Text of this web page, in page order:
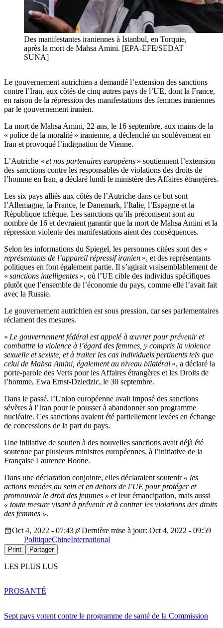
Des manifestantes iraniennes à Istanbul, en Turquie,
après la mort de Mahsa Amini. [EPA-EFE/SEDAT
SUNA]
Le gouvernement autrichien a demandé l’extension des sanctions
contre l’Iran, aux côtés de cinq autres pays de l’UE, dont la France,
en raison de la répression des manifestations des femmes iraniennes
par le gouvernement iranien.
La mort de Mahsa Amini, 22 ans, le 16 septembre, aux mains de la
« police de la moralité » iranienne, a déclenché un soulèvement en
Iran et provoqué l’indignation de Vienne.
L’Autriche « et nos partenaires européens » soutiennent l’extension
des sanctions contre les responsables de violations des droits de
l’homme en Iran, a déclaré lundi le ministère des Affaires étrangères.
Les six pays alliés aux côtés de l’Autriche dans ce but sont
l’Allemagne, la France, le Danemark, l’Italie, l’Espagne et la
République tchèque. Les sanctions qu’ils préconisent sont au
nombre de 16 et devraient garantir que la mort de Mahsa Amini et la
répression violente des manifestations aient des conséquences.
Selon les informations du Spiegel, les personnes citées sont des «
représentants de l’appareil répressif iranien », et des représentants
politiques en font également partie. Il s’agirait vraisemblablement de
« sanctions intelligentes », où l’UE cible des individus spécifiques
plutôt que l’ensemble de l’économie du pays, comme elle l’avait fait
avec la Russie.
Le gouvernement autrichien est sous pression, car ses parlementaires
réclament des mesures.
« Le gouvernement fédéral est appelé à œuvrer pour prévenir et
combattre la violence à l’égard des femmes, y compris la violence
sexuelle et sexiste, et à traiter les cas individuels pertinents tels que
celui de Mahsa Amini, également au niveau bilatéral », a déclaré la
porte-parole des Verts pour les Affaires étrangères et les Droits de
l’homme, Ewa Ernst-Dziedzic, le 30 septembre.
Dans le passé, l’Union européenne avait imposé des sanctions
sévères à l’Iran pour le pousser à abandonner son programme
nucléaire. Ces sanctions avaient été partiellement levées en échange
de concessions de la part du pays.
Une initiative de soutien à des nouvelles sanctions avait déjà été
soutenue par plusieurs ministres européennes, à l’initiative de la
Française Laurence Boone.
Dans une déclaration conjointe, elles déclaraient soutenir « les
actions menées au sein et en dehors de l’UE pour protéger et
promouvoir le droit des femmes » et leur émancipation, mais aussi
« toute mesure visant à prévenir et à contrer les violations des droits
des femmes ».
Oct 4, 2022 - 07:43
Dernière mise à jour: Oct 4, 2022 - 09:59
PolitiqueChineInternational
Print Partager
LES PLUS LUS
Sept pays votent contre le programme de santé de la Commission
PROSANTÉ